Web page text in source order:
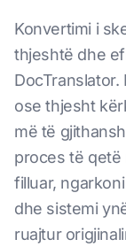
Konvertimi i
thjeshtë dhe
ose thjesht
më të
proces të qetë
filluar,
dhe sistemi
ruajtur